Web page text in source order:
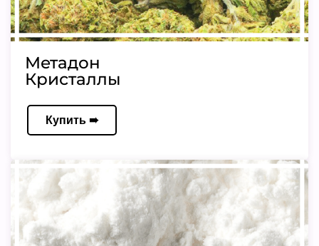
Метадон
Кристаллы
Купить ➠